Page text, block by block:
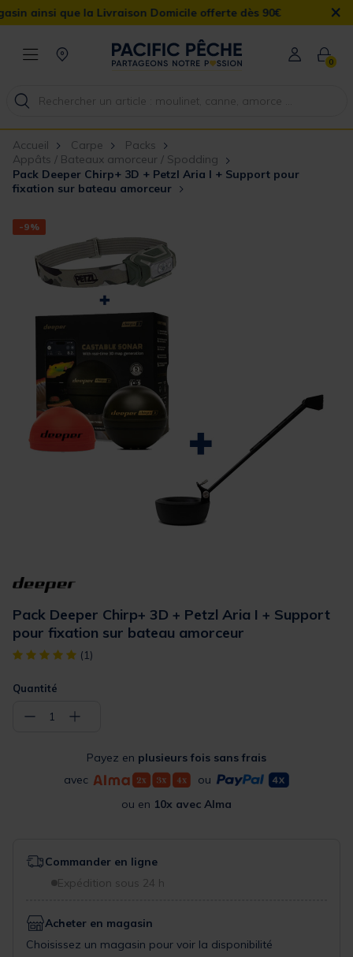
la Livraison Domicile offerte dès 90€ ×
0
Accueil Carpe
Packs
Appâts / Bateaux amorceur / Spodding
Pack Deeper Chirp+ 3D + Petzl Aria I + Support pour
fixation sur bateau amorceur
-9%
Pack Deeper Chirp+ 3D + Petzl Aria I + Support
pour fixation sur bateau amorceur
[object Object] out of 5 Customer Rating
(1)
Quantité
− 1 +
Payez en plusieurs fois sans frais
avec
ou
ou en 10x avec Alma
Commander en ligne
Expédition sous 24 h
Acheter en magasin
Choisissez un magasin pour voir la disponibilité